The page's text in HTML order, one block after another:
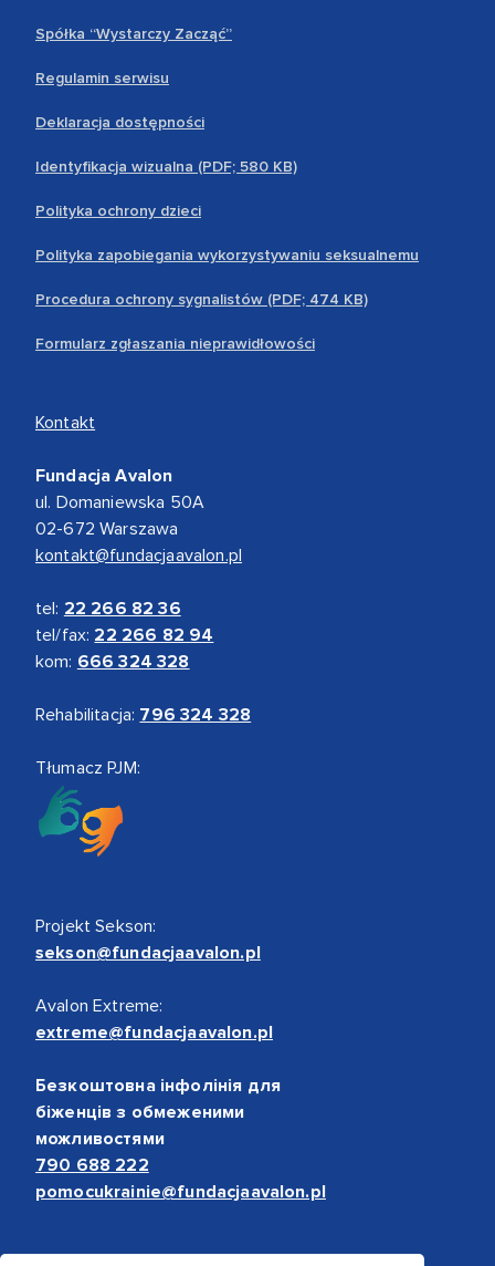
Spółka “Wystarczy Zacząć”
Regulamin serwisu
Deklaracja dostępności
Identyfikacja wizualna (PDF; 580 KB)
Polityka ochrony dzieci
Polityka zapobiegania wykorzystywaniu seksualnemu
Procedura ochrony sygnalistów (PDF; 474 KB)
Formularz zgłaszania nieprawidłowości
Kontakt
Fundacja Avalon
ul. Domaniewska 50A
02-672 Warszawa
kontakt@fundacjaavalon.pl
tel: 22 266 82 36
tel/fax: 22 266 82 94
kom: 666 324 328
Rehabilitacja: 796 324 328
Tłumacz PJM:
Projekt Sekson:
sekson@fundacjaavalon.pl
Avalon Extreme:
extreme@fundacjaavalon.pl
Безкоштовна інфолінія для
біженців з обмеженими
можливостями
790 688 222
pomocukrainie@fundacjaavalon.pl